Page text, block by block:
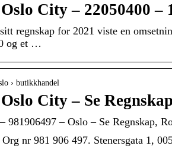
City – 22050400 –
regnskap for 2021 viste en
og et …
› butikkhandel
City – Se
981906497 – Oslo – Se Regnskap,
nr 981 906 497. Stenersgata 1,